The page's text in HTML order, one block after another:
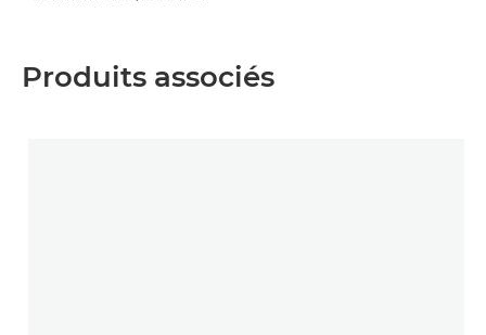
Produits associés